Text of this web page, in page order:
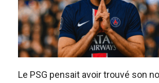
Le PSG pensait avoir trouvé son